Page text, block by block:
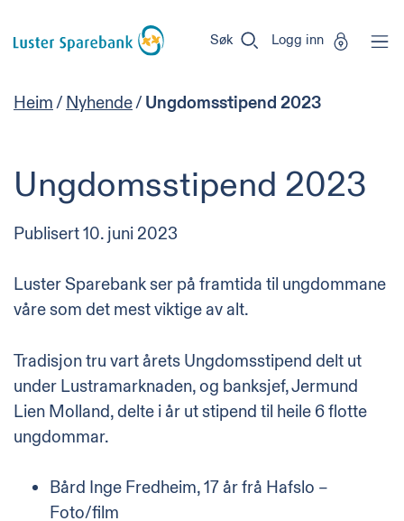
Sparebank
Søk Logg inn
Heim/ Nyhende/ Ungdomsstipend 2023
Ungdomsstipend 2023
Publisert10. juni 2023
Luster Sparebank ser på framtida til ungdommane
våre som det mest viktige av alt.
Tradisjon tru vart årets Ungdomsstipend delt ut
under Lustramarknaden, og banksjef, Jermund
Lien Molland, delte i år ut stipend til heile 6 flotte
ungdommar.
Bård Inge Fredheim, 17 år frå Hafslo –
Foto/film
er
Miljøfyrtårn-